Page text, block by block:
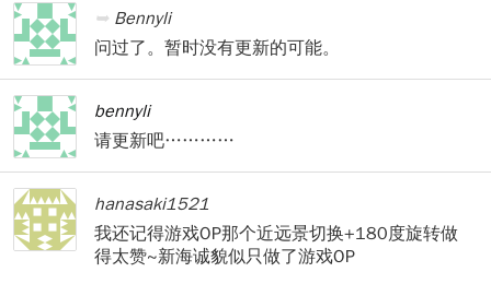
Bennyli
问过了。暂时没有更新的可能。
bennyli
请更新吧…………
hanasaki1521
我还记得游戏OP那个近远景切换+180度旋转做
得太赞~新海诚貌似只做了游戏OP